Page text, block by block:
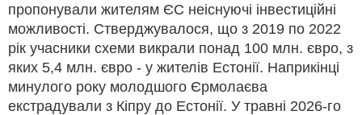
пропонували жителям ЄС неіснуючі інвестиційні
можливості. Стверджувалося, що з 2019 по 2022
рік учасники схеми викрали понад 100 млн. євро, з
яких 5,4 млн. євро - у жителів Естонії. Наприкінці
минулого року молодшого Єрмолаєва
екстрадували з Кіпру до Естонії. У травні 2026-го